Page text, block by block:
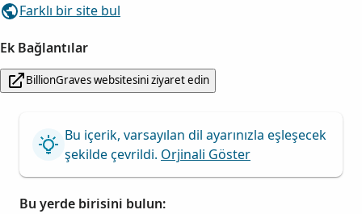
Farklı bir site bul
Ek Bağlantılar
BillionGraves websitesini ziyaret edin
Bu içerik, varsayılan dil ayarınızla eşleşecek
şekilde çevrildi. Orjinali Göster
Bu yerde birisini bulun: